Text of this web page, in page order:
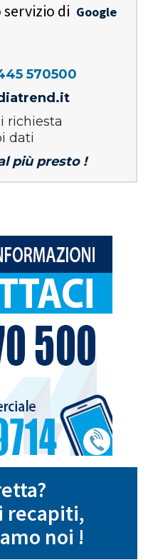
di Google
570500
richiesta
dati
più presto !
recapiti,
noi !